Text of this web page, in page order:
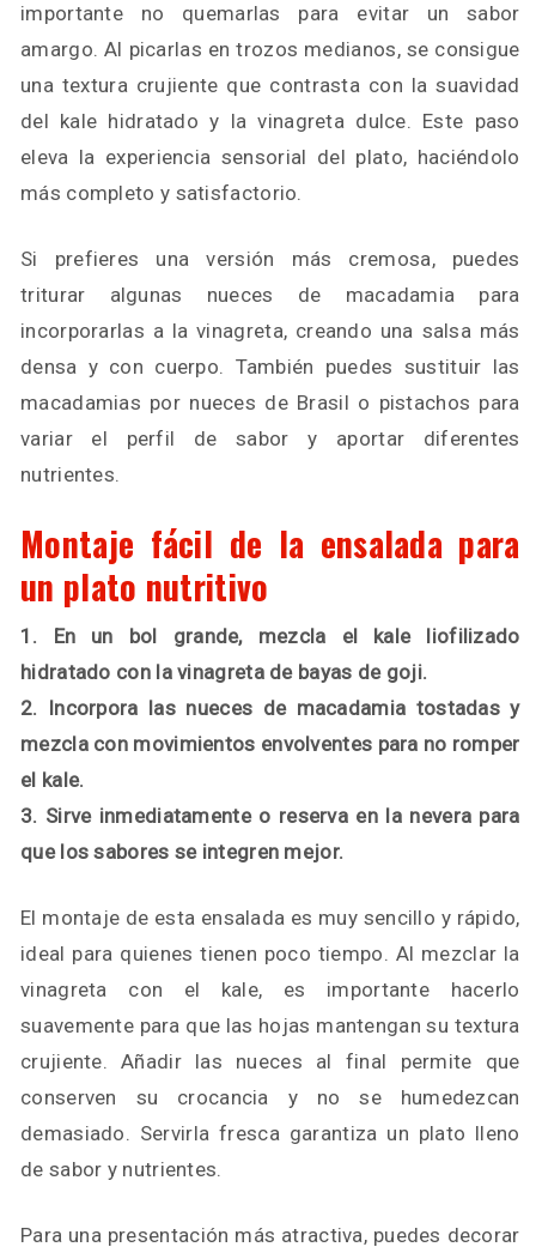
importante no quemarlas para evitar un sabor
amargo. Al picarlas en trozos medianos, se consigue
una textura crujiente que contrasta con la suavidad
del kale hidratado y la vinagreta dulce. Este paso
eleva la experiencia sensorial del plato, haciéndolo
más completo y satisfactorio.
Si prefieres una versión más cremosa, puedes
triturar algunas nueces de macadamia para
incorporarlas a la vinagreta, creando una salsa más
densa y con cuerpo. También puedes sustituir las
macadamias por nueces de Brasil o pistachos para
variar el perfil de sabor y aportar diferentes
nutrientes.
Montaje fácil de la ensalada para
un plato nutritivo
1. En un bol grande, mezcla el kale liofilizado
hidratado con la vinagreta de bayas de goji.
2. Incorpora las nueces de macadamia tostadas y
mezcla con movimientos envolventes para no romper
el kale.
3. Sirve inmediatamente o reserva en la nevera para
que los sabores se integren mejor.
El montaje de esta ensalada es muy sencillo y rápido,
ideal para quienes tienen poco tiempo. Al mezclar la
vinagreta con el kale, es importante hacerlo
suavemente para que las hojas mantengan su textura
crujiente. Añadir las nueces al final permite que
conserven su crocancia y no se humedezcan
demasiado. Servirla fresca garantiza un plato lleno
de sabor y nutrientes.
Para una presentación más atractiva, puedes decorar